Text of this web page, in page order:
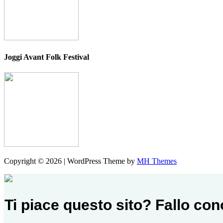
Joggi Avant Folk Festival
Copyright © 2026 | WordPress Theme by MH Themes
Ti piace questo sito? Fallo